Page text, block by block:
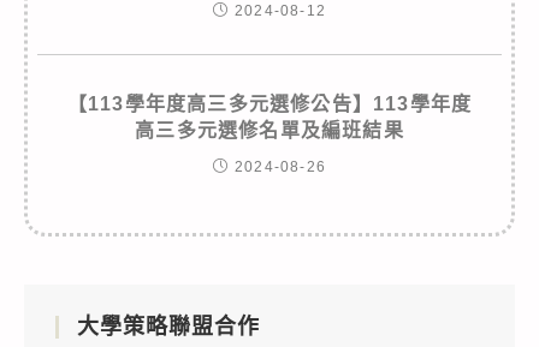
2024-08-12
【113學年度高三多元選修公告】113學年度
高三多元選修名單及編班結果
2024-08-26
大學策略聯盟合作